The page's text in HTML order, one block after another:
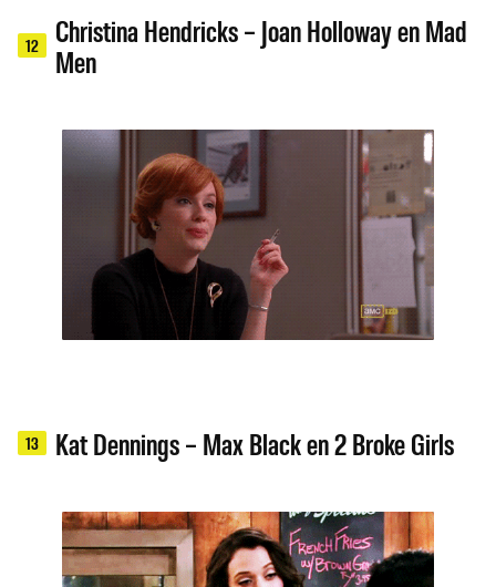
12
Christina Hendricks – Joan Holloway en Mad
Men
13 Kat Dennings – Max Black en 2 Broke Girls